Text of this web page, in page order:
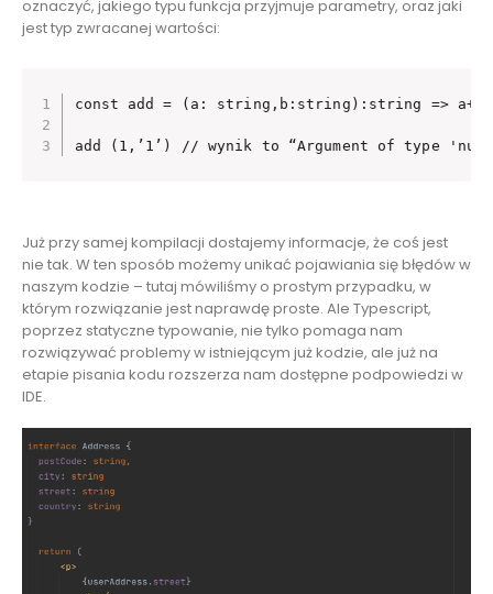
oznaczyć, jakiego typu funkcja przyjmuje parametry, oraz jaki
jest typ zwracanej wartości:
const add = (a: string,b:string):string => a+b
add (1,’1’) // wynik to “Argument of type
Już przy samej kompilacji dostajemy informacje, że coś jest
nie tak. W ten sposób możemy unikać pojawiania się błędów w
naszym kodzie – tutaj mówiliśmy o prostym przypadku, w
którym rozwiązanie jest naprawdę proste. Ale Typescript,
poprzez statyczne typowanie, nie tylko pomaga nam
rozwiązywać problemy w istniejącym już kodzie, ale już na
etapie pisania kodu rozszerza nam dostępne podpowiedzi w
IDE.